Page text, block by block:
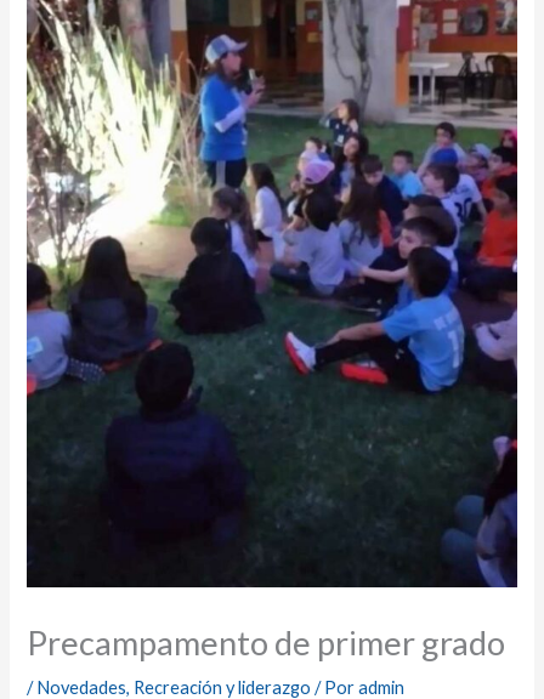
Precampamento de primer grado
/Novedades, Recreación y liderazgo / Poradmin